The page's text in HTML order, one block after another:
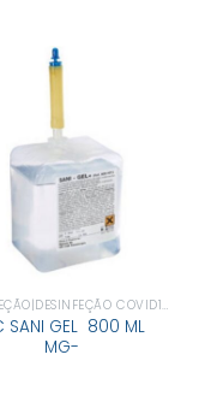
DESINFEÇÃO|DESINFEÇÃO COVID19
SANI GEL 800 ML
MG-